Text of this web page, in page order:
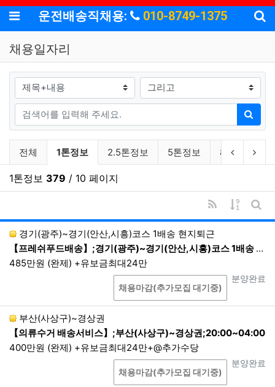
메뉴운전배송직채용: 010-8749-1375
채용일자리
검색대상
검색어
검색
채용일자리 분류 목록
전체 현재 분류
1톤정보 2.5톤정보 5톤정보 8톤이상이전 분류
다
1톤정보 379 / 10 페이지
RSS
게시물
게
경기(광주)~경기(안산,시흥)코스 1배송 현지퇴근
【프레쉬푸드배송】;경기(광주)~경기(안산,시흥)코스 1배송 현지퇴근;24:00~08:00 1배송 현지퇴근
485만원 (완제) +유보금최대24만
진행상태
분양완료
상담
채용마감(추가모집 대기중)
부산(사상구)~경상권
【의류수거 배송서비스】;부산(사상구)~경상권;20:00~04:00
400만원 (완제) +유보금최대24만+@추가수당
진행상태
분양완료
상담
채용마감(추가모집 대기중)